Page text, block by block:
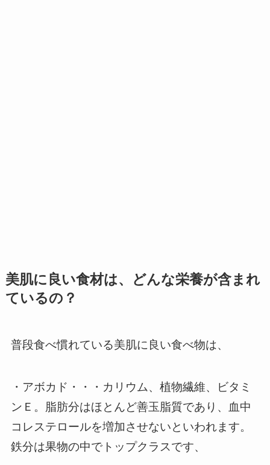
美肌に良い食材は、どんな栄養が含まれ
ているの？
普段食べ慣れている美肌に良い食べ物は、
・アボカド・・・カリウム、植物繊維、ビタミ
ンＥ。脂肪分はほとんど善玉脂質であり、血中
コレステロールを増加させないといわれます。
鉄分は果物の中でトップクラスです、